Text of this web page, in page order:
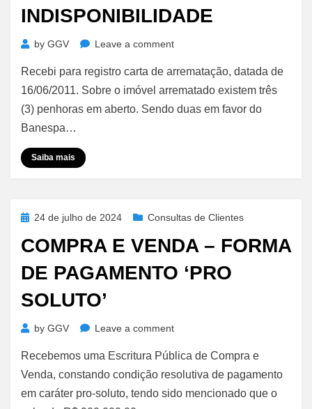
INDISPONIBILIDADE
by GGV Leave a commenton
de
Arrematação
–
Recebi para registro carta de arrematação, datada de
16/06/2011. Sobre o imóvel arrematado existem três
(3) penhoras em aberto. Sendo duas em favor do
Banespa…
Saiba mais
Posted24 de julho de 2024 Consultas de Clientes
COMPRA E VENDA – FORMA
DE PAGAMENTO ‘PRO
SOLUTO’
by GGV Leave a commenton
e
Venda
–
Recebemos uma Escritura Pública de Compra e
Venda, constando condição resolutiva de pagamento
em caráter pro-soluto, tendo sido mencionado que o